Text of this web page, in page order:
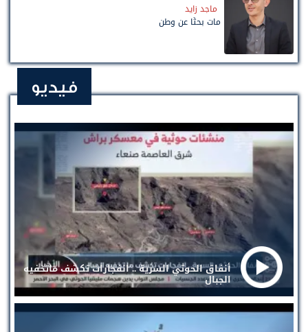
ماجد زايد
مات بحثًا عن وطن
فيديو
أنفاق الحوثي السرية .. انفجارات تكشف ماتخفيه
الجبال